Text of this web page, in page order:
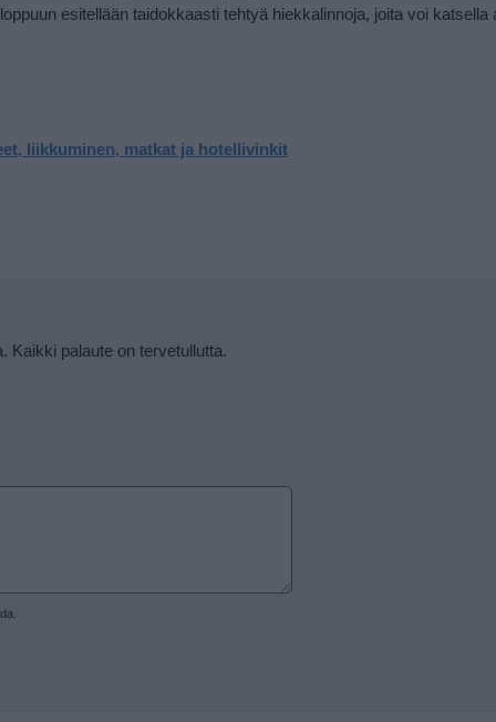
esitellään taidokkaasti tehtyä hiekkalinnoja, joita voi katsella
liikkuminen, matkat ja hotellivinkit
Kaikki palaute on tervetullutta.